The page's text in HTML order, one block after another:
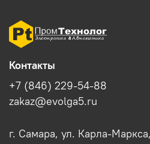
Контакты
+7 (846) 229-54-88
zakaz@evolga5.ru
г. Самара, ул. Карла-